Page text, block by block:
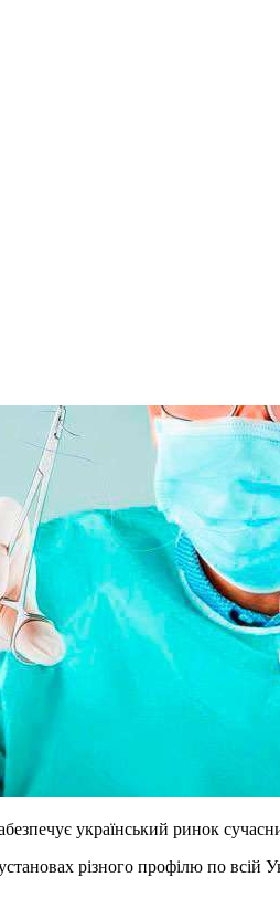
український ринок
різного профілю по всій